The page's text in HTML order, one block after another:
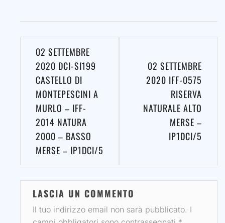
Navigazione
articoli
02 SETTEMBRE
2020 DCI-SI199
CASTELLO DI
MONTEPESCINI A
MURLO – IFF-
2014 NATURA
2000 – BASSO
MERSE – IP1DCI/5
02 SETTEMBRE
2020 IFF-0575
RISERVA
NATURALE ALTO
MERSE –
IP1DCI/5
LASCIA UN COMMENTO
Il tuo indirizzo email non sarà pubblicato. I